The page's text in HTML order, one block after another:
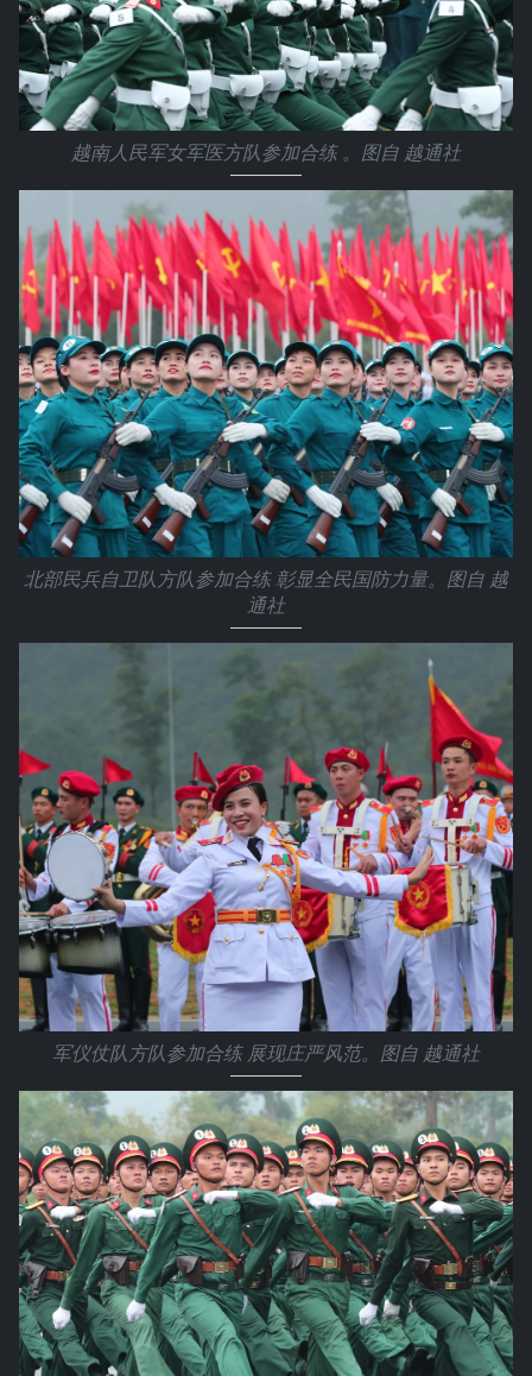
越南人民军女军医方队参加合练 。图自 越通社
北部民兵自卫队方队参加合练 彰显全民国防力量。图自 越
通社
军仪仗队方队参加合练 展现庄严风范。图自 越通社